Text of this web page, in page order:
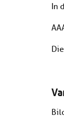
In